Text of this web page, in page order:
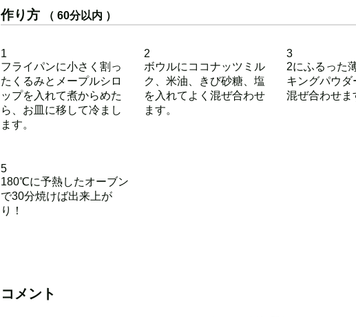
作り方 （ 60分以内 ）
1
フライパンに小さく割っ
たくるみとメープルシロ
ップを入れて煮からめた
ら、お皿に移して冷まし
ます。
2
ボウルにココナッツミル
ク、米油、きび砂糖、塩
を入れてよく混ぜ合わせ
ます。
3
2にふるった
キングパウダ
混ぜ合わせま
5
180℃に予熱したオーブン
で30分焼けば出来上が
り！
コメント